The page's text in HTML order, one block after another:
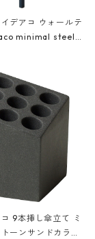
デアコ ウォールテ
minimal steel f
Table B5 ネイビー
9本挿し傘立て ミ
ーンサンドカラー